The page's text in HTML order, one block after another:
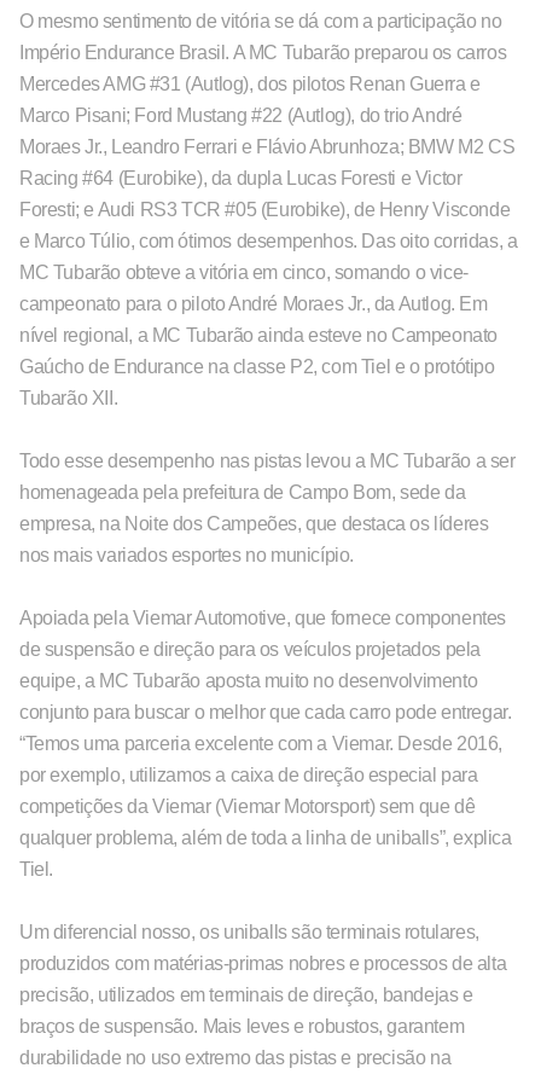
O mesmo sentimento de vitória se dá com a participação no
Império Endurance Brasil. A MC Tubarão preparou os carros
Mercedes AMG #31 (Autlog), dos pilotos Renan Guerra e
Marco Pisani; Ford Mustang #22 (Autlog), do trio André
Moraes Jr., Leandro Ferrari e Flávio Abrunhoza; BMW M2 CS
Racing #64 (Eurobike), da dupla Lucas Foresti e Victor
Foresti; e Audi RS3 TCR #05 (Eurobike), de Henry Visconde
e Marco Túlio, com ótimos desempenhos. Das oito corridas, a
MC Tubarão obteve a vitória em cinco, somando o vice-
campeonato para o piloto André Moraes Jr., da Autlog. Em
nível regional, a MC Tubarão ainda esteve no Campeonato
Gaúcho de Endurance na classe P2, com Tiel e o protótipo
Tubarão XII.
Todo esse desempenho nas pistas levou a MC Tubarão a ser
homenageada pela prefeitura de Campo Bom, sede da
empresa, na Noite dos Campeões, que destaca os líderes
nos mais variados esportes no município.
Apoiada pela Viemar Automotive, que fornece componentes
de suspensão e direção para os veículos projetados pela
equipe, a MC Tubarão aposta muito no desenvolvimento
conjunto para buscar o melhor que cada carro pode entregar.
“Temos uma parceria excelente com a Viemar. Desde 2016,
por exemplo, utilizamos a caixa de direção especial para
competições da Viemar (Viemar Motorsport) sem que dê
qualquer problema, além de toda a linha de uniballs”, explica
Tiel.
Um diferencial nosso, os uniballs são terminais rotulares,
produzidos com matérias-primas nobres e processos de alta
precisão, utilizados em terminais de direção, bandejas e
braços de suspensão. Mais leves e robustos, garantem
durabilidade no uso extremo das pistas e precisão na